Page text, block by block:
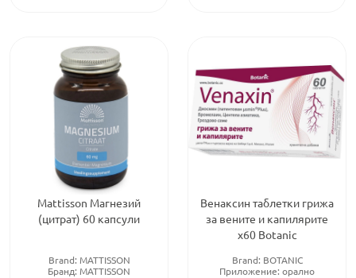
Mattisson Магнезий
(цитрат) 60 капсули
Brand: MATTISSON
Бранд: MATTISSON
Венаксин таблетки грижа
за вените и капилярите
х60 Botanic
Brand: BOTANIC
Приложение: орално